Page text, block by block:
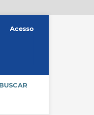
BUSCAR
Acesso